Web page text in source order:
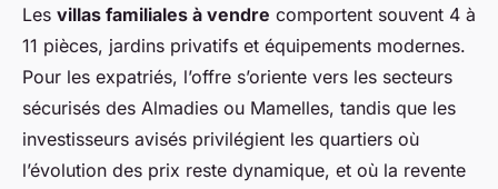
Les villas familiales à vendre comportent souvent 4 à
11 pièces, jardins privatifs et équipements modernes.
Pour les expatriés, l’offre s’oriente vers les secteurs
sécurisés des Almadies ou Mamelles, tandis que les
investisseurs avisés privilégient les quartiers où
l’évolution des prix reste dynamique, et où la revente